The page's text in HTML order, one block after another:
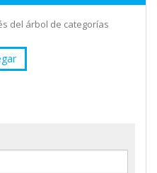
del árbol de categorías